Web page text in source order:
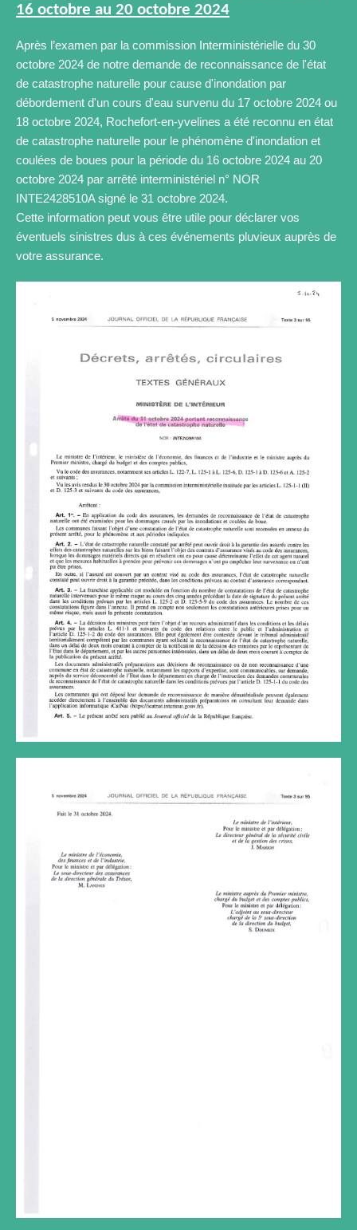
16 octobre au 20 octobre 2024
Après l’examen par la commission Interministérielle du 30
octobre 2024 de notre demande de reconnaissance de l'état
de catastrophe naturelle pour cause d'inondation par
débordement d'un cours d'eau survenu du 17 octobre 2024 ou
18 octobre 2024, Rochefort-en-yvelines a été reconnu en état
de catastrophe naturelle pour le phénomène d'inondation et
coulées de boues pour la période du 16 octobre 2024 au 20
octobre 2024 par arrêté interministériel n° NOR
INTE2428510A signé le 31 octobre 2024.
Cette information peut vous être utile pour déclarer vos
éventuels sinistres dus à ces événements pluvieux auprès de
votre assurance.